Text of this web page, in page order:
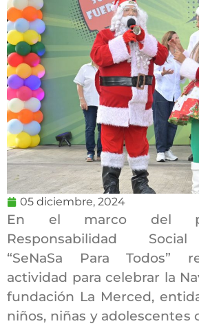
05 diciembre, 2024
En el marco del
Responsabilidad
“SeNaSa Para Todos”
actividad para celebrar la
fundación La Merced,
niños, niñas y adolescentes